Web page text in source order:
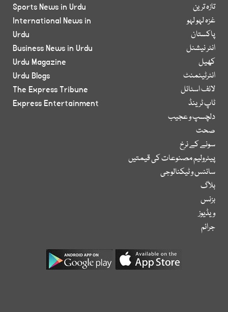
تازہ ترین
غزہ لہو لہو
پاکستان
انٹر نیشنل
کھیل
انٹرٹینمنٹ
لائف اسٹائل
ٹاپ ٹرینڈ
دلچسپ و عجیب
صحت
سونے کے نرخ
پیٹرولیم مصنوعات کی قیمتیں
سائنس و ٹیکنالوجی
بلاگ
بزنس
ویڈیوز
جرائم
Sports News in Urdu
International News in
Urdu
Business News in Urdu
Urdu Magazine
Urdu Blogs
The Express Tribune
Express Entertainment